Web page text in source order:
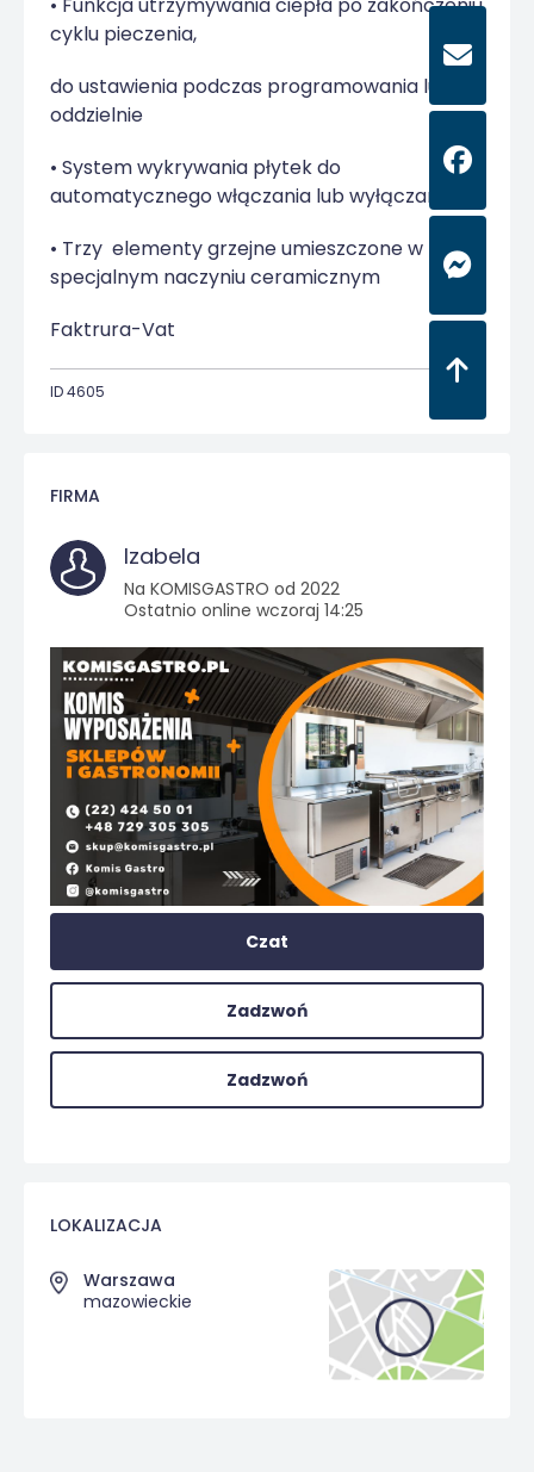
• Funkcja utrzymywania ciepła po zakończeniu
cyklu pieczenia,
do ustawienia podczas programowania lub
oddzielnie
• System wykrywania płytek do
automatycznego włączania lub wyłączania!
• Trzy elementy grzejne umieszczone w
specjalnym naczyniu ceramicznym
Faktrura-Vat
ID 4605
FIRMA
Izabela
Na KOMISGASTRO od 2022
Ostatnio online wczoraj 14:25
Czat
Zadzwoń
Zadzwoń
LOKALIZACJA
Warszawa
mazowieckie